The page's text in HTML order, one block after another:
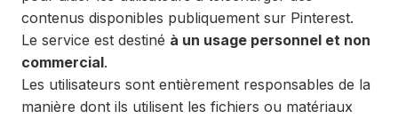
contenus disponibles publiquement sur Pinterest.
Le service est destiné à un usage personnel et non
commercial.
Les utilisateurs sont entièrement responsables de la
manière dont ils utilisent les fichiers ou matériaux